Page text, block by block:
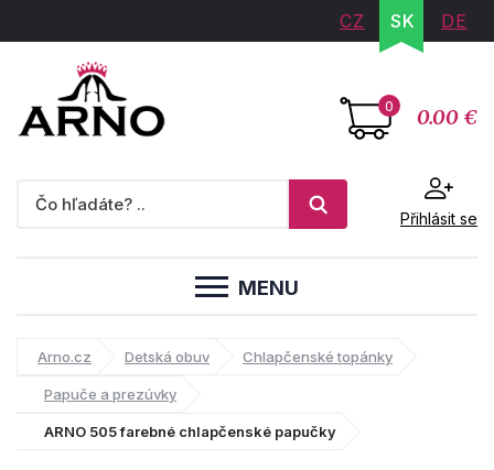
CZ SK DE
0 0.00 €
Přihlásit se
MENU
Arno.cz Detská obuv Chlapčenské topánky
Papuče a prezúvky
ARNO 505 farebné chlapčenské papučky